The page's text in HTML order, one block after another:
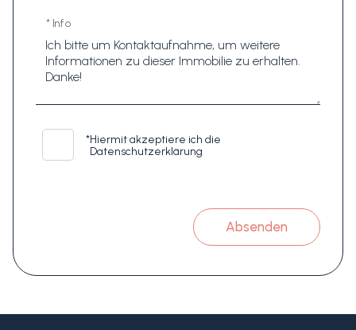
* Info
*Hiermit akzeptiere ich die
Datenschutzerklärung
Absenden